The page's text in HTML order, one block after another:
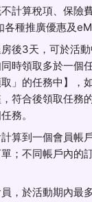
計算稅項、保險
各種推廣優惠及
後3天，可於活
時領取多於一個
」的任務中】，
符合後領取任務
務。
算到一個會員帳
；不同帳戶內的
，於活動期內最